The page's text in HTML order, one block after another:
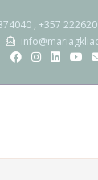
, +357